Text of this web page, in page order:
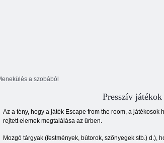
a szobából
Presszív
Az a tény, hogy a játék Escape from the room, a
rejtett elemek megtalálása az űrben.
Mozgó tárgyak (festmények, bútorok, szőnyegek stb.) d.),